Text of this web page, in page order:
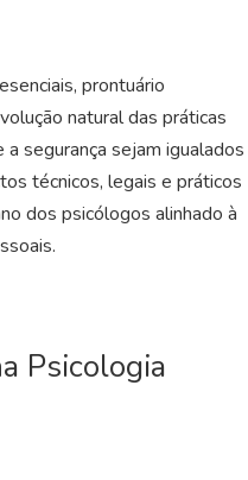
prontuário
natural das práticas
segurança sejam igualados
técnicos, legais e práticos
dos psicólogos alinhado à
Psicologia